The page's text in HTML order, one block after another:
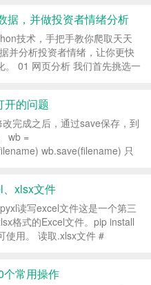
据，并做投资者情绪分析
技术，手把手教你爬取天天
并分析投资者情绪，让你更快
。 01 网页分析 我们首先挑选一
list,of161725...
开的问题
完成之后，通过save保存，到
wb =
wb.save(filename) 只
xlsx文件
读写excel文件这是一个第三
格式的Excel文件。pip install
使用。 读取.xlsx文件 #
个常用操作